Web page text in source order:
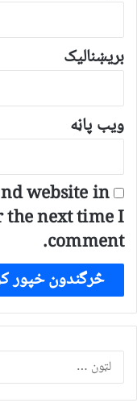
بریښنالیک
ویب پاڼه
website in
next time I
comment.